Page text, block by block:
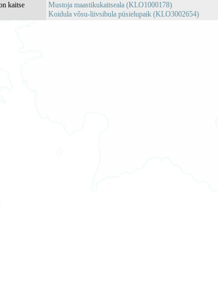
kaitse
Mustoja maastikukaitseala (KLO1000178)
Koidula võsu-liivsibula püsielupaik (KLO3002654)